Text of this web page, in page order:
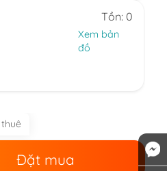
Tồn: 0
Xem bản
đồ
Đặt mua